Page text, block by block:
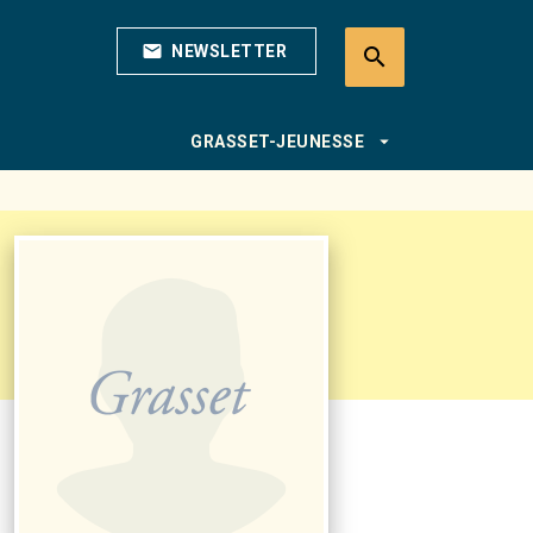
mail NEWSLETTER search
GRASSET-JEUNESSE arrow_drop_down